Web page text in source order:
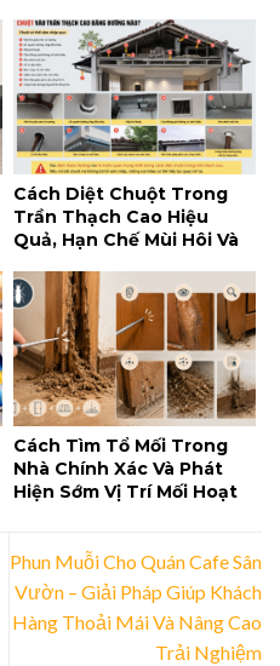
Ngoài Trời
Cách Diệt Chuột Trong
Trần Thạch Cao Hiệu
Quả, Hạn Chế Mùi Hôi Và
Cách Tìm Tổ Mối Trong
Nhà Chính Xác Và Phát
Hiện Sớm Vị Trí Mối Hoạt
Phun Muỗi Cho Quán Cafe Sân
Vườn – Giải Pháp Giúp Khách
Hàng Thoải Mái Và Nâng Cao
Trải Nghiệm